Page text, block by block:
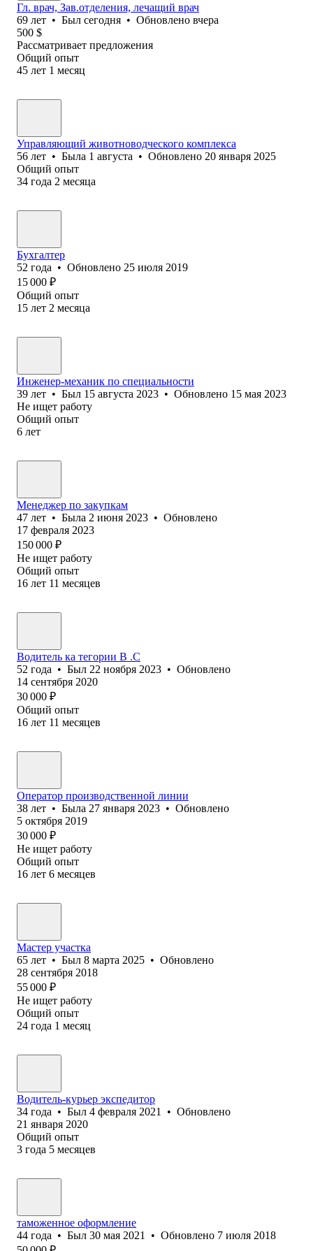
Гл. врач, Зав.отделения, лечащий врач
69 лет • Был сегодня • Обновлено вчера
500 $
Рассматривает предложения
Общий опыт
45 лет 1 месяц
Управляющий животноводческого комплекса
56 лет • Была 1 августа • Обновлено 20 января 2025
Общий опыт
34 года 2 месяца
Бухгалтер
52 года • Обновлено 25 июля 2019
15 000 ₽
Общий опыт
15 лет 2 месяца
Инженер-механик по специальности
39 лет • Был 15 августа 2023 • Обновлено 15 мая 2023
Не ищет работу
Общий опыт
6 лет
Менеджер по закупкам
47 лет • Была 2 июня 2023 • Обновлено
17 февраля 2023
150 000 ₽
Не ищет работу
Общий опыт
16 лет 11 месяцев
Водитель ка тегории В .С
52 года • Был 22 ноября 2023 • Обновлено
14 сентября 2020
30 000 ₽
Общий опыт
16 лет 11 месяцев
Оператор производственной линии
38 лет • Была 27 января 2023 • Обновлено
5 октября 2019
30 000 ₽
Не ищет работу
Общий опыт
16 лет 6 месяцев
Мастер участка
65 лет • Был 8 марта 2025 • Обновлено
28 сентября 2018
55 000 ₽
Не ищет работу
Общий опыт
24 года 1 месяц
Водитель-курьер экспедитор
34 года • Был 4 февраля 2021 • Обновлено
21 января 2020
Общий опыт
3 года 5 месяцев
таможенное оформление
44 года • Был 30 мая 2021 • Обновлено 7 июля 2018